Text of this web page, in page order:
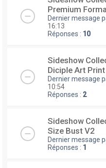
Premium
Dernier message
16:13
Réponses : 10
Sideshow
Diciple Art Print
Dernier message
10:54
Réponses : 2
Sideshow
Size Bust V2
Dernier message
Réponses : 1